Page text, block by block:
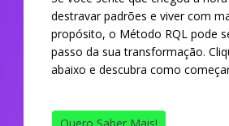
destravar padrões e viver com
propósito, o Método RQL pode
passo da sua transformação.
abaixo e descubra como